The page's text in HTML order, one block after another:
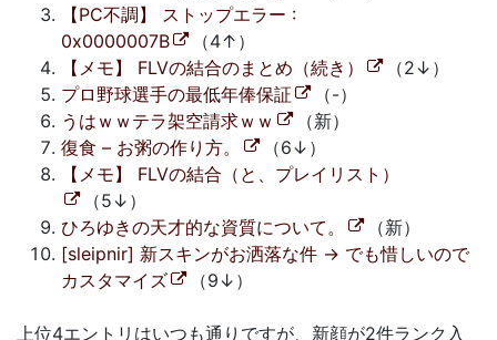
【PC不調】 ストップエラー :
0x0000007B
（4↑）
【メモ】 FLVの結合のまとめ（続き）
（2↓）
プロ野球選手の最低年俸保証
（-）
うはｗｗテラ架空請求ｗｗ
（新）
復食 – お粥の作り方。
（6↓）
【メモ】 FLVの結合（と、プレイリスト）
（5↓）
ひろゆきの天才的な資質について。
（新）
[sleipnir] 新スキンがお洒落な件 → でも惜しいので
カスタマイズ
（9↓）
上位4エントリはいつも通りですが、新顔が2件ランク入